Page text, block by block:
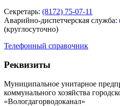
Секретарь: (8172) 75-07-11
Аварийно-диспетчерская служба:
(круглосуточно)
Телефонный справочник
Реквизиты
Муниципальное унитарное
коммунального хозяйства
«Вологдагорводоканал»